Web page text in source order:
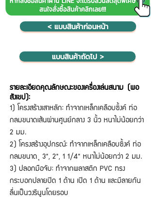
< แบบสินค้าก่อนหน้า
แบบสินค้าถัดไป >
รายละเอียดคุณลักษณะของเครื่องเล่นสนาม (พอ
สังเขป):
1) โครงสร้างเสาหลัก: ทำจากเหล็กเคลือบซิ้งค์ ท่อ
กลมขนาดเส้นผ่านศูนย์กลาง 3 นิ้ว หนาไม่น้อยกว่า
2 มม.
2) โครงสร้างอุปกรณ์: ทำจากเหล็กเคลือบซิ้งค์ ท่อ
กลมขนาด Ø 3", 2", 1 1/4" หนาไม่น้อยกว่า 2 มม.
3) ปลอกมือจับ: ทำจากพลาสติก PVC ทรง
กระบอกปลายปิด 1 ด้าน เปิด 1 ด้าน และมีลายกัน
ลื่นเป็นวงรีนูนโดยรอบ